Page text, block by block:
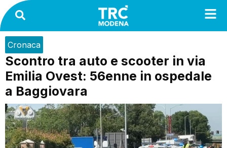
Cronaca
Scontro tra auto e scooter in via
Emilia Ovest: 56enne in ospedale
a Baggiovara